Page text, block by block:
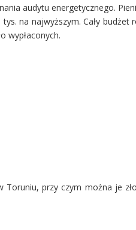
audytu energetycznego.
na najwyższym. Cały budżet
wypłaconych.
Toruniu, przy czym można je